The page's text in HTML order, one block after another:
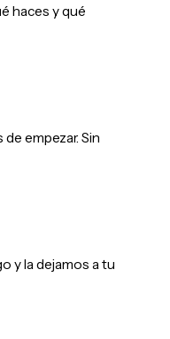
haces y qué
empezar. Sin
y la dejamos a tu